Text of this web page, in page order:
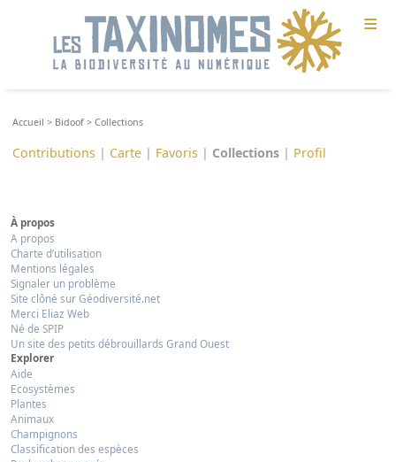
≡
Accueil > Bidoof >Collections
Contributions | Carte | Favoris | Collections | Profil
À propos
A propos
Charte d’utilisation
Mentions légales
Signaler un problème
Site clôné sur Géodiversité.net
Merci Eliaz Web
Né de SPIP
Un site des petits débrouillards Grand Ouest
Explorer
Aide
Ecosystèmes
Plantes
Animaux
Champignons
Classification des espèces